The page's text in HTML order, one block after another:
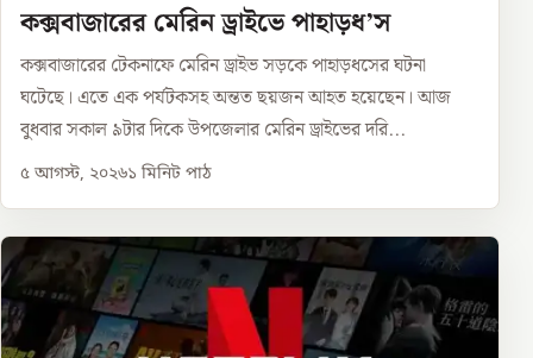
কক্সবাজারের মেরিন ড্রাইভে পাহাড়ধ’স
কক্সবাজারের টেকনাফে মেরিন ড্রাইভ সড়কে পাহাড়ধসের ঘটনা
ঘটেছে। এতে এক পর্যটকসহ অন্তত ছয়জন আহত হয়েছেন। আজ
বুধবার সকাল ৯টার দিকে উপজেলার মেরিন ড্রাইভের দরি...
৫ আগস্ট, ২০২৬১ মিনিট পাঠ